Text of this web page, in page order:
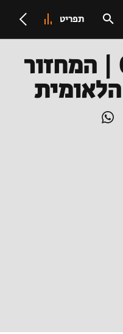
תפריט
07.03.2025 | המחזור